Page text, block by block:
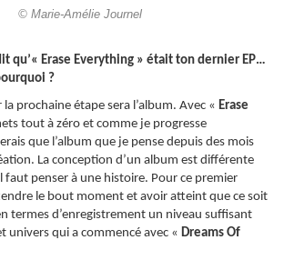
© Marie-Amélie Journel
qu’« Erase Everything » était ton dernier EP…
?
prochaine étape sera l’album. Avec « Erase
tout à zéro et comme je progresse
que l’album que je pense depuis des mois
La conception d’un album est différente
faut penser à une histoire. Pour ce premier
le bout moment et avoir atteint que ce soit
termes d’enregistrement un niveau suffisant
univers qui a commencé avec « Dreams Of